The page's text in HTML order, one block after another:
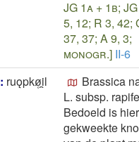
JG 1a + 1b;
5, 12; R 3, 42;
37, 37; A 9, 3;
monogr.] II-6
: ruǫpkø̜i̯l
Brassica
L. subsp.
Bedoeld is
gekweekte